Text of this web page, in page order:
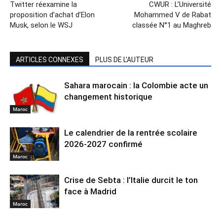
Twitter réexamine la
proposition d’achat d’Elon
Musk, selon le WSJ
CWUR : L’Université
Mohammed V de Rabat
classée N°1 au Maghreb
ARTICLES CONNEXES PLUS DE L'AUTEUR
Maroc
Sahara marocain : la Colombie acte un
changement historique
Maroc
Le calendrier de la rentrée scolaire
2026-2027 confirmé
Maroc
Crise de Sebta : l’Italie durcit le ton
face à Madrid